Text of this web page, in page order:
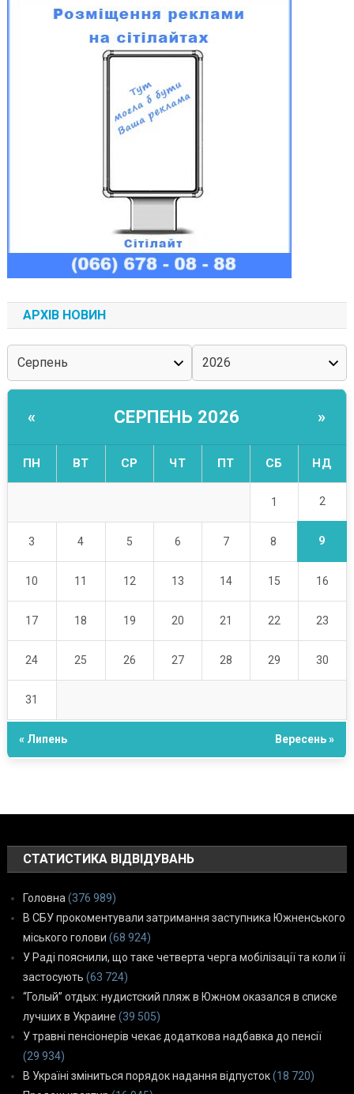
АРХІВ НОВИН
« СЕРПЕНЬ 2026 »
ПН ВТ СР ЧТ ПТ СБ НД
1 2
3 4 5 6 7 8 9
10 11 12 13 14 15 16
17 18 19 20 21 22 23
24 25 26 27 28 29 30
31
« Липень Вересень »
СТАТИСТИКА ВІДВІДУВАНЬ
Головна (376 989)
В СБУ прокоментували затримання заступника Южненського
міського голови (68 924)
У Раді пояснили, що таке четверта черга мобілізації та коли її
застосують (63 724)
“Голый” отдых: нудистский пляж в Южном оказался в списке
лучших в Украине (39 505)
У травні пенсіонерів чекає додаткова надбавка до пенсії
(29 934)
В Україні зміниться порядок надання відпусток(18 720)